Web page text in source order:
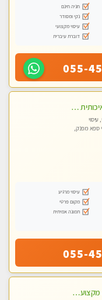
חניה חינם
נקי ומסודר
עיסוי מקצועי
דוברת עיברית
055-
בהרצליה -מעסה איכותית מקצועית ומפנקת. פרטי לחלוטין !טל-053-6214433
עיסוי
ספא מפנק,
עיסוי מרגיע
מקום פרטי
תמונה אמיתית
055-
הוד השרון - מעסה מקצוענית אלופה-מומלץ לחלוטין!! מעסה מקצועית ואיכותית